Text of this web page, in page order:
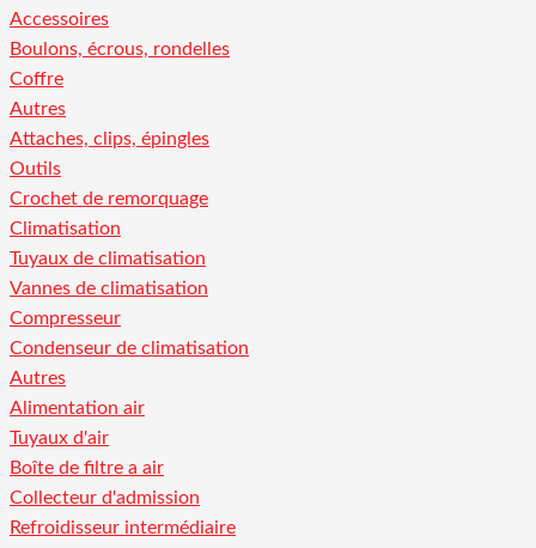
Accessoires
Boulons, écrous, rondelles
Coffre
Autres
Attaches, clips, épingles
Outils
Crochet de remorquage
Climatisation
Tuyaux de climatisation
Vannes de climatisation
Compresseur
Condenseur de climatisation
Autres
Alimentation air
Tuyaux d'air
Boîte de filtre a air
Collecteur d'admission
Refroidisseur intermédiaire